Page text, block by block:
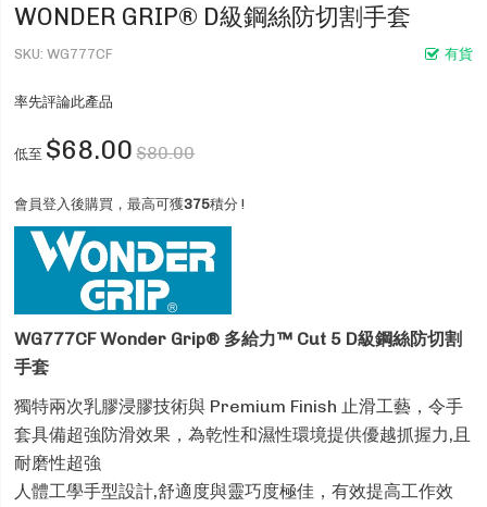
WONDER GRIP® D級鋼絲防切割手套
有貨
SKU WG777CF
率先評論此產品
低至 $68.00 $80.00
會員登入後購買，最高可獲375積分 !
WG777CF Wonder Grip® 多給力™ Cut 5 D級鋼絲防切割
手套
獨特兩次乳膠浸膠技術與 Premium Finish 止滑工藝，令手
套具備超強防滑效果，為乾性和濕性環境提供優越抓握力,且
耐磨性超強
人體工學手型設計,舒適度與靈巧度極佳，有效提高工作效